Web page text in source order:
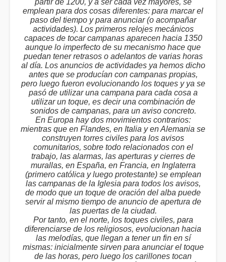
partir de 1200, y a ser cada vez mayores, se
emplean para dos cosas diferentes: para marcar el
paso del tiempo y para anunciar (o acompañar
actividades). Los primeros relojes mecánicos
capaces de tocar campanas aparecen hacia 1350
aunque lo imperfecto de su mecanismo hace que
puedan tener retrasos o adelantos de varias horas
al día. Los anuncios de actividades ya hemos dicho
antes que se producían con campanas propias,
pero luego fueron evolucionando los toques y ya se
pasó de utilizar una campana para cada cosa a
utilizar un toque, es decir una combinación de
sonidos de campanas, para un aviso concreto.
En Europa hay dos movimientos contrarios:
mientras que en Flandes, en Italia y en Alemania se
construyen torres civiles para los avisos
comunitarios, sobre todo relacionados con el
trabajo, las alarmas, las aperturas y cierres de
murallas, en España, en Francia, en Inglaterra
(primero católica y luego protestante) se emplean
las campanas de la Iglesia para todos los avisos,
de modo que un toque de oración del alba puede
servir al mismo tiempo de anuncio de apertura de
las puertas de la ciudad.
Por tanto, en el norte, los toques civiles, para
diferenciarse de los religiosos, evolucionan hacia
las melodías, que llegan a tener un fin en sí
mismas: inicialmente sirven para anunciar el toque
de las horas, pero luego los carillones tocan